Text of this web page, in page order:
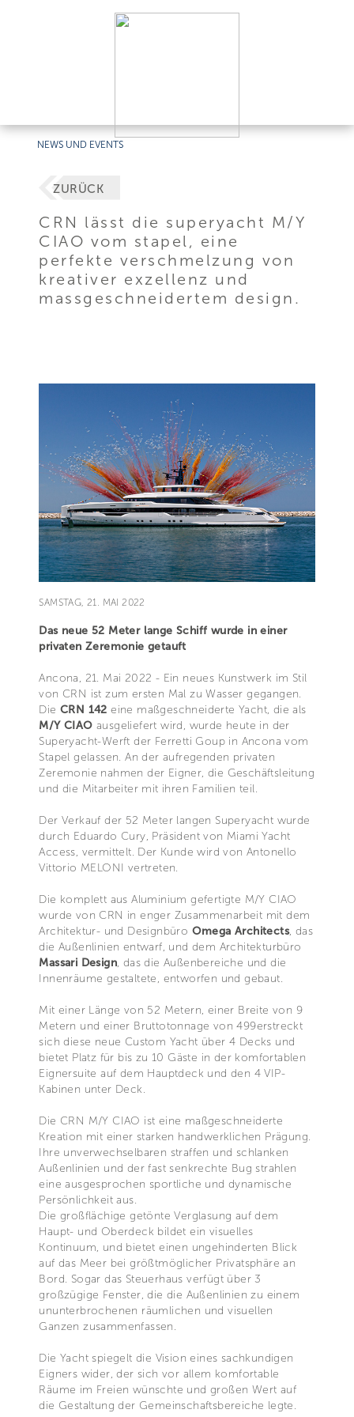
NEWS UND EVENTS
ZURÜCK
CRN lässt die superyacht M/Y
CIAO vom stapel, eine
perfekte verschmelzung von
kreativer exzellenz und
massgeschneidertem design.
SAMSTAG, 21. MAI 2022
Das neue 52 Meter lange Schiff wurde in einer
privaten Zeremonie getauft
Ancona, 21. Mai 2022 - Ein neues Kunstwerk im Stil
von CRN ist zum ersten Mal zu Wasser gegangen.
Die CRN 142eine maßgeschneiderte Yacht, die als
M/Y CIAO ausgeliefert wird, wurde heute in der
Superyacht-Werft der Ferretti Goup in Ancona vom
Stapel gelassen. An der aufregenden privaten
Zeremonie nahmen der Eigner, die Geschäftsleitung
und die Mitarbeiter mit ihren Familien teil.
Der Verkauf der 52 Meter langen Superyacht wurde
durch Eduardo Cury, Präsident von Miami Yacht
Access, vermittelt. Der Kunde wird von Antonello
Vittorio MELONI vertreten.
Die komplett aus Aluminium gefertigte M/Y CIAO
wurde von CRN in enger Zusammenarbeit mit dem
Architektur- und Designbüro Omega Architects, das
die Außenlinien entwarf, und dem Architekturbüro
Massari Design, das die Außenbereiche und die
Innenräume gestaltete, entworfen und gebaut.
Mit einer Länge von 52 Metern, einer Breite von 9
Metern und einer Bruttotonnage von 499erstreckt
sich diese neue Custom Yacht über 4 Decks und
bietet Platz für bis zu 10 Gäste in der komfortablen
Eignersuite auf dem Hauptdeck und den 4 VIP-
Kabinen unter Deck.
Die CRN M/Y CIAO ist eine maßgeschneiderte
Kreation mit einer starken handwerklichen Prägung.
Ihre unverwechselbaren straffen und schlanken
Außenlinien und der fast senkrechte Bug strahlen
eine ausgesprochen sportliche und dynamische
Persönlichkeit aus.
Die großflächige getönte Verglasung auf dem
Haupt- und Oberdeck bildet ein visuelles
Kontinuum, und bietet einen ungehinderten Blick
auf das Meer bei größtmöglicher Privatsphäre an
Bord. Sogar das Steuerhaus verfügt über 3
großzügige Fenster, die die Außenlinien zu einem
ununterbrochenen räumlichen und visuellen
Ganzen zusammenfassen.
Die Yacht spiegelt die Vision eines sachkundigen
Eigners wider, der sich vor allem komfortable
Räume im Freien wünschte und großen Wert auf
die Gestaltung der Gemeinschaftsbereiche legte.